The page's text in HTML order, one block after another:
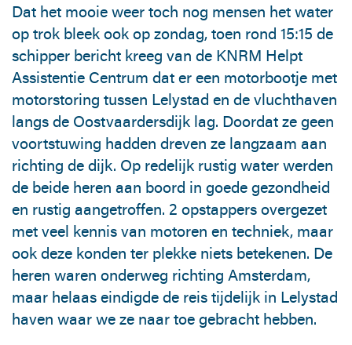
Dat het mooie weer toch nog mensen het water
op trok bleek ook op zondag, toen rond 15:15 de
schipper bericht kreeg van de KNRM Helpt
Assistentie Centrum dat er een motorbootje met
motorstoring tussen Lelystad en de vluchthaven
langs de Oostvaardersdijk lag. Doordat ze geen
voortstuwing hadden dreven ze langzaam aan
richting de dijk. Op redelijk rustig water werden
de beide heren aan boord in goede gezondheid
en rustig aangetroffen. 2 opstappers overgezet
met veel kennis van motoren en techniek, maar
ook deze konden ter plekke niets betekenen. De
heren waren onderweg richting Amsterdam,
maar helaas eindigde de reis tijdelijk in Lelystad
haven waar we ze naar toe gebracht hebben.